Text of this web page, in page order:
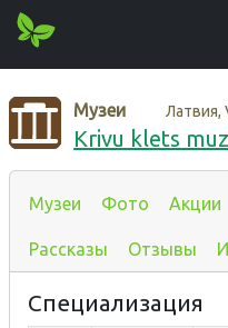
Музеи Латвия,
Krivu klets
Музеи Фото Акции
Рассказы Отзывы
Специализация